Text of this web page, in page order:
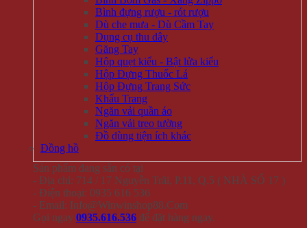
Bình đựng rượu - rót rượu
Dù che mưa - Dù Cầm Tay
Dụng cụ thu dây
Găng Tay
Hộp quẹt kiểu - Bật lửa kiểu
Hộp Đựng Thuốc Lá
Hộp Đựng Trang Sức
Khẩu Trang
Ngăn vải quần áo
Ngăn vải treo tường
Đồ dùng tiện ích khác
Đồng hồ
Sản phẩm đang sẵn có tại
- Địa chỉ: 714 / 17 Nguyễn Trãi, P.11, Q.5 ( NHÀ SỐ 17 )
- Điện thoại: 0935 616 536
- Email: Info@Winwinshop88.Com
Gọi ngay 0935.616.536 để đặt hàng ngay.